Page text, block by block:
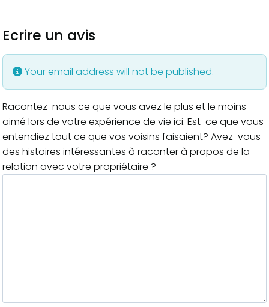
Ecrire un avis
Your email address will not be published.
Racontez-nous ce que vous avez le plus et le moins
aimé lors de votre expérience de vie ici. Est-ce que vous
entendiez tout ce que vos voisins faisaient? Avez-vous
des histoires intéressantes à raconter à propos de la
relation avec votre propriétaire ?